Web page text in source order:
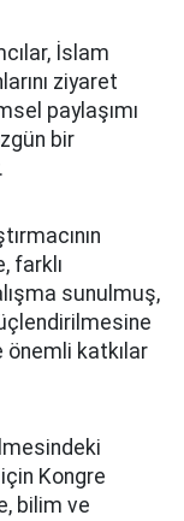
İslam
ziyaret
paylaşımı
bir
farklı
sunulmuş,
önemli katkılar
Kongre
bilim ve